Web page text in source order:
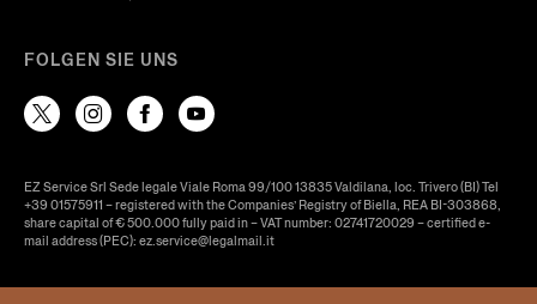
FOLGEN SIE UNS
EZ Service Srl Sede legale Viale Roma 99/100 13835 Valdilana, loc. Trivero (BI) Tel
+39 01575911 – registered with the Companies’ Registry of Biella, REA BI-303868,
share capital of € 500.000 fully paid in – VAT number: 02741720029 – certified e-
mail address (PEC): ez.service@legalmail.it